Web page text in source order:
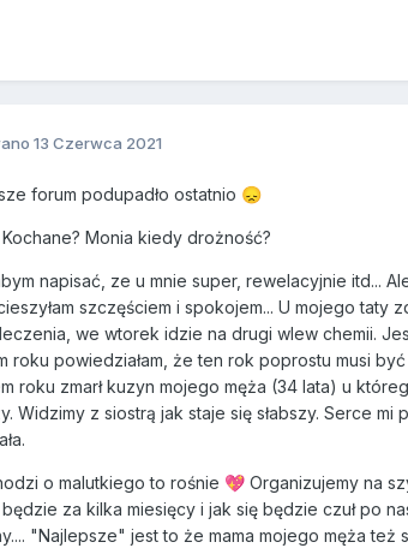
13 Czerwca 2021
forum podupadło ostatnio 😞
Monia kiedy drożność?
napisać, ze u mnie super, rewelacyjnie itd...
szczęściem i spokojem... U mojego taty
we wtorek idzie na drugi wlew chemii.
roku powiedziałam, że ten rok poprostu musi
roku zmarł kuzyn mojego męża (34 lata) u
Widzimy z siostrą jak staje się słabszy. Serce mi
o malutkiego to rośnie 💖 Organizujemy na
za kilka miesięcy i jak się będzie czuł po
"Najlepsze" jest to że mama mojego męża